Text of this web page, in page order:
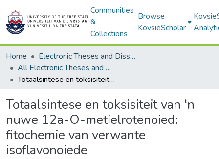
Communities
&
Collections
Browse
KovsieScholar
Home
Electronic Theses and Dissertations
All Electronic Theses and Dissertations
Totaalsintese en toksisiteit van 'n nuwe 12a-O-metielrotenoied: fitochemie van verwante isoflavonoiede
Totaalsintese en toksisiteit van 'n
nuwe 12a-O-metielrotenoied:
fitochemie van verwante
isoflavonoiede